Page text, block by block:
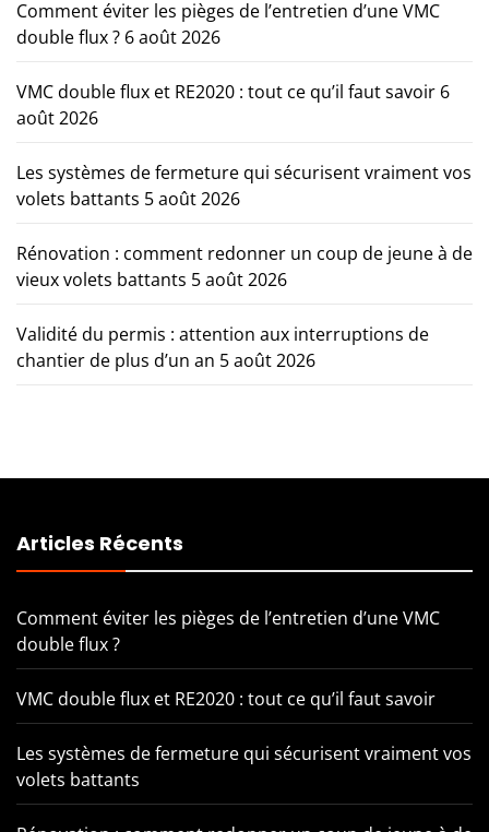
Comment éviter les pièges de l’entretien d’une VMC
double flux ? 6 août 2026
VMC double flux et RE2020 : tout ce qu’il faut savoir 6
août 2026
Les systèmes de fermeture qui sécurisent vraiment vos
volets battants 5 août 2026
Rénovation : comment redonner un coup de jeune à de
vieux volets battants 5 août 2026
Validité du permis : attention aux interruptions de
chantier de plus d’un an 5 août 2026
Articles Récents
Comment éviter les pièges de l’entretien d’une VMC
double flux ?
VMC double flux et RE2020 : tout ce qu’il faut savoir
Les systèmes de fermeture qui sécurisent vraiment vos
volets battants